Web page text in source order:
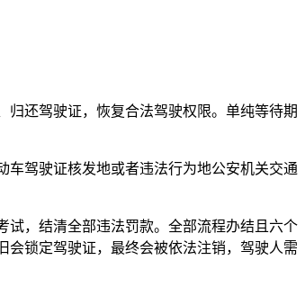
还驾驶证，恢复合法驾驶权限。单纯等待期
驾驶证核发地或者违法行为地公安机关交通
，结清全部违法罚款。全部流程办结且六个
会锁定驾驶证，最终会被依法注销，驾驶人需